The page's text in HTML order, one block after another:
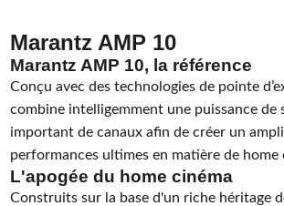
Marantz AMP 10
Marantz AMP 10, la référence
Conçu avec des technologies de pointe
combine intelligemment une puissance de
important de canaux afin de créer un
performances ultimes en matière de home
L'apogée du home cinéma
Construits sur la base d'un riche héritage